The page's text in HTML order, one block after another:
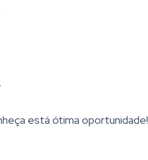
está ótima oportunidade!